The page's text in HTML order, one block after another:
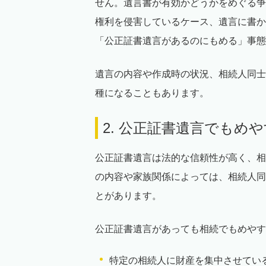
せん。遺言書が有効かどうかをめぐる
権利を侵害しているケース、遺言に書
「公正証書遺言があるのにもめる」事
遺言の内容や作成時の状況、相続人同
種になることもあります。
2. 公正証書遺言でもめ
公正証書遺言は法的な信頼性が高く、
の内容や家族関係によっては、相続人
とがあります。
公正証書遺言があっても相続でもめや
特定の相続人に財産を集中させてい